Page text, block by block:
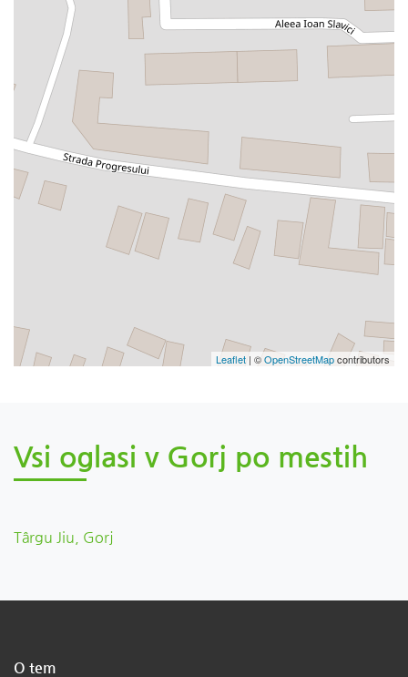
Leaflet | ©OpenStreetMapcontributors
Vsi oglasi v Gorj po mestih
Târgu Jiu, Gorj
O tem